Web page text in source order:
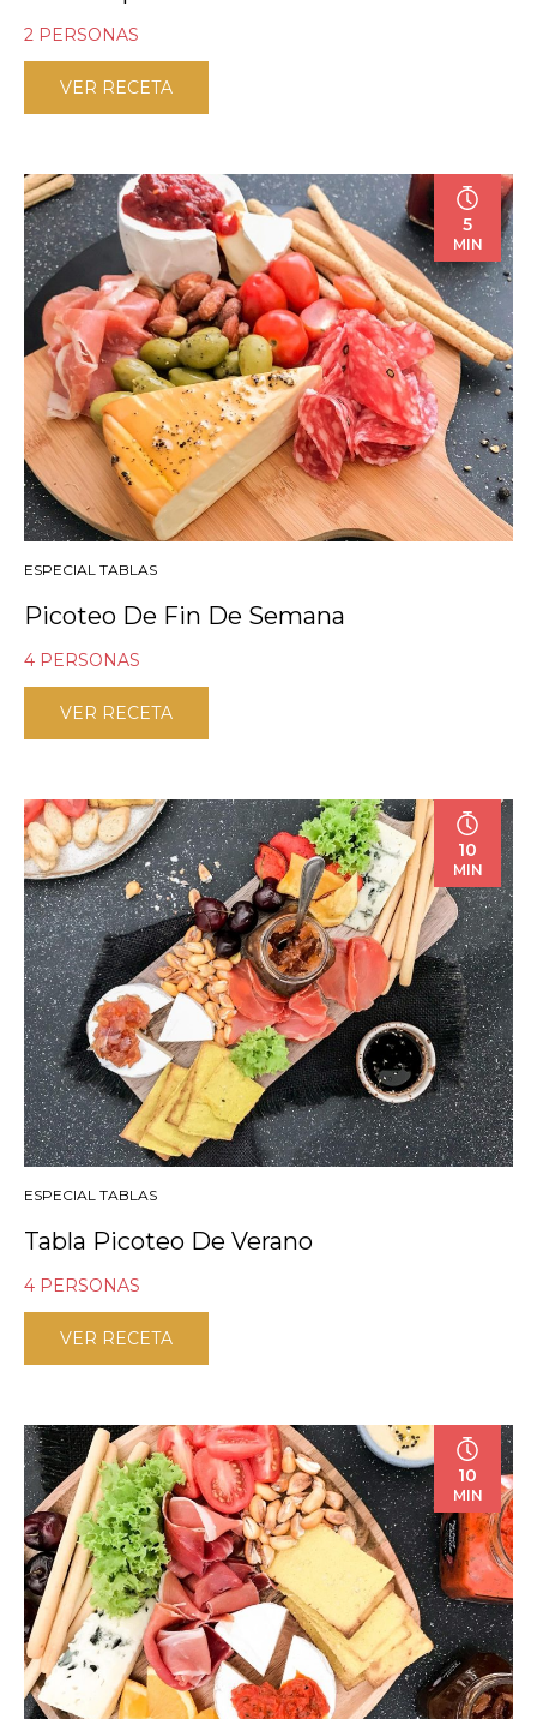
2 PERSONAS
VER RECETA
5
MIN
ESPECIAL TABLAS
Picoteo De Fin De Semana
4 PERSONAS
VER RECETA
10
MIN
ESPECIAL TABLAS
Tabla Picoteo De Verano
4 PERSONAS
VER RECETA
10
MIN